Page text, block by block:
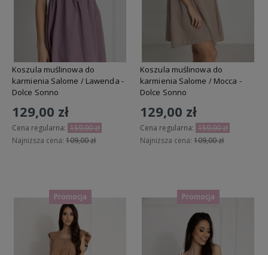
Koszula muślinowa do
karmienia Salome / Lawenda -
Dolce Sonno
129,00 zł
Cena regularna: 159,00 zł
Najniższa cena: 109,00 zł
Koszula muślinowa do
karmienia Salome / Mocca -
Dolce Sonno
129,00 zł
Cena regularna: 159,00 zł
Najniższa cena: 109,00 zł
Promocja Promocja